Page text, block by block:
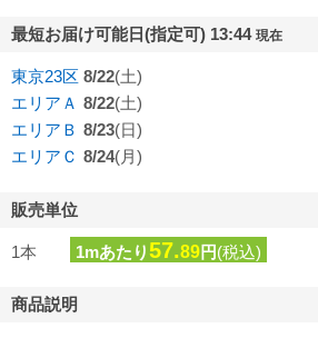
最短お届け可能日(指定可) 13:44 現在
東京23区 8/22(土)
エリアＡ 8/22(土)
エリアＢ 8/23(日)
エリアＣ 8/24(月)
販売単位
1本 1mあたり57.89円(税込)
商品説明